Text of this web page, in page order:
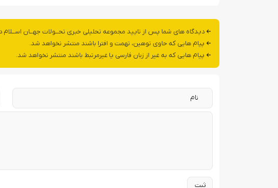
دیدگاه های شما پس از تایید مجموعه تحلیلی خبری تحــولات جهــان
پیام هایی که حاوی توهین، تهمت و افترا باشند منتشر نخواهد شد.
پیام هایی که به غیر از زبان فارسی یا غیرمرتبط باشند منتشر نخواهد شد.